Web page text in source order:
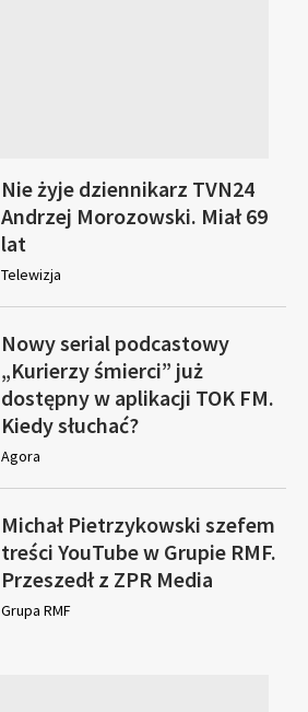
Nie żyje dziennikarz TVN24
Andrzej Morozowski. Miał 69
lat
Telewizja
Nowy serial podcastowy
„Kurierzy śmierci” już
dostępny w aplikacji TOK FM.
Kiedy słuchać?
Agora
Michał Pietrzykowski szefem
treści YouTube w Grupie RMF.
Przeszedł z ZPR Media
Grupa RMF